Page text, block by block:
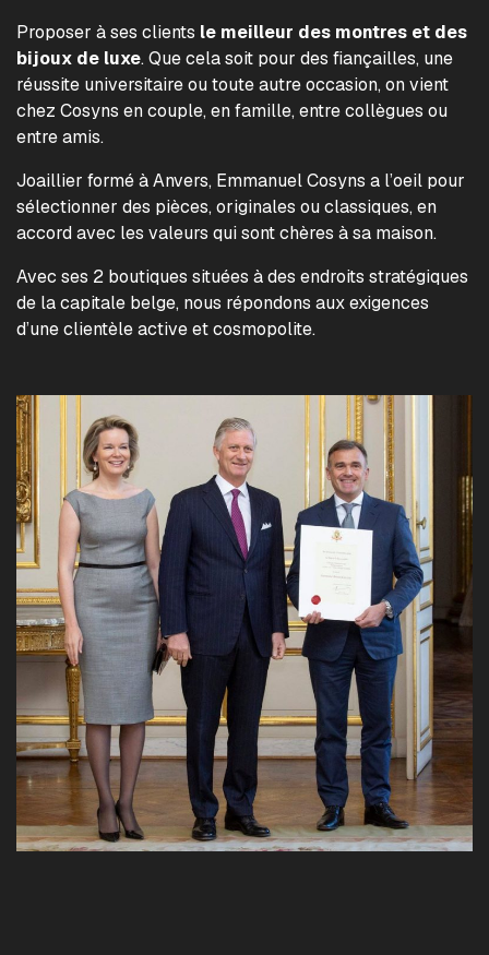
Proposer à ses clients le meilleur des montres et des
bijoux de luxe. Que cela soit pour des fiançailles, une
réussite universitaire ou toute autre occasion, on vient
chez Cosyns en couple, en famille, entre collègues ou
entre amis.
Joaillier formé à Anvers, Emmanuel Cosyns a l’oeil pour
sélectionner des pièces, originales ou classiques, en
accord avec les valeurs qui sont chères à sa maison.
Avec ses 2 boutiques situées à des endroits stratégiques
de la capitale belge, nous répondons aux exigences
d’une clientèle active et cosmopolite.